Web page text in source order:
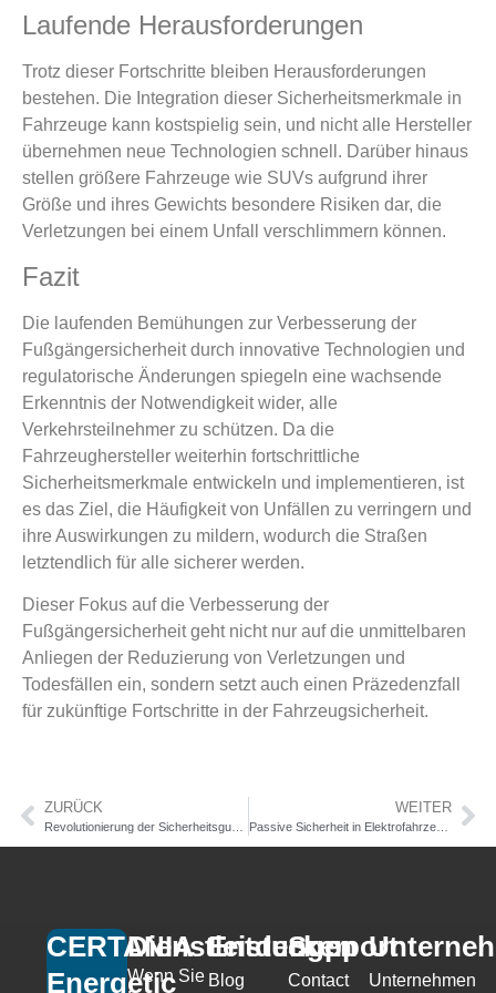
Laufende Herausforderungen
Trotz dieser Fortschritte bleiben Herausforderungen
bestehen. Die Integration dieser Sicherheitsmerkmale in
Fahrzeuge kann kostspielig sein, und nicht alle Hersteller
übernehmen neue Technologien schnell. Darüber hinaus
stellen größere Fahrzeuge wie SUVs aufgrund ihrer
Größe und ihres Gewichts besondere Risiken dar, die
Verletzungen bei einem Unfall verschlimmern können.
Fazit
Die laufenden Bemühungen zur Verbesserung der
Fußgängersicherheit durch innovative Technologien und
regulatorische Änderungen spiegeln eine wachsende
Erkenntnis der Notwendigkeit wider, alle
Verkehrsteilnehmer zu schützen. Da die
Fahrzeughersteller weiterhin fortschrittliche
Sicherheitsmerkmale entwickeln und implementieren, ist
es das Ziel, die Häufigkeit von Unfällen zu verringern und
ihre Auswirkungen zu mildern, wodurch die Straßen
letztendlich für alle sicherer werden.
Dieser Fokus auf die Verbesserung der
Fußgängersicherheit geht nicht nur auf die unmittelbaren
Anliegen der Reduzierung von Verletzungen und
Todesfällen ein, sondern setzt auch einen Präzedenzfall
für zukünftige Fortschritte in der Fahrzeugsicherheit.
ZURÜCK WEITER
Passive Sicherheit in Elektrofahrzeugen: Herausforderungen und Lösungen
CERTANIA
Energetic
Dienstleistungen
Wenn Sie
Entdecken
Blog
Support
Contact
Unternehmen